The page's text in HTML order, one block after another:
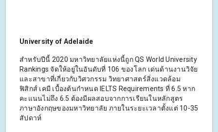
University of Adelaide
สำหรับปีนี้ 2020 มหาวิทยาลัยแห่งนี้ถูก QS World University
Rankings จัดให้อยู่ในอันดับที่ 106 ของโลก เด่นด้านงานวิจัย
และสาขาที่เกี่ยวกับวิศวกรรม วิทยาศาสตร์สิ่งแวดล้อม
ฟิสิกส์ เคมี เบื้องต้นกำหนด IELTS Requirements ที่ 6.5 หาก
คะแนนไม่ถึง 6.5 ต้องมีผลสอบจากการเรียนในหลักสูตร
ภาษาอังกฤษของมหาวิทยาลัย ภายในระยะเวลาตั้งแต่ 10-35
สัปดาห์